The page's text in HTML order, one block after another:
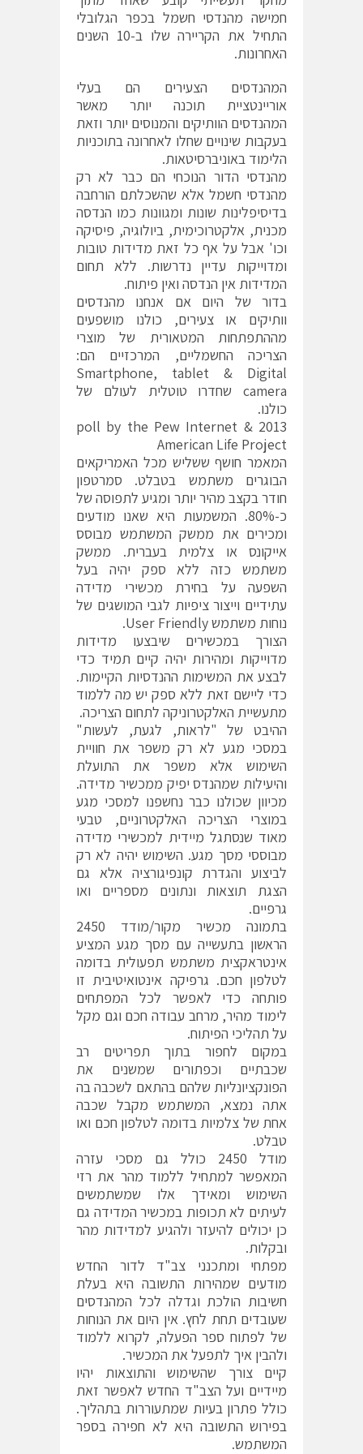
חמישה מהנדסי חשמל בכפר הגלובלי
התחיל את הקריירה שלו ב-10 השנים
האחרונות.
המהנדסים הצעירים הם בעלי
אוריינטציית תוכנה יותר מאשר
המהנדסים הוותיקים והמנוסים יותר וזאת
בעקבות שינויים שחלו לאחרונה בתוכניות
הלימוד באוניברסיטאות.
מהנדסי הדור הנוכחי הם כבר לא רק
מהנדסי חשמל אלא שהשכלתם הורחבה
בדיסיפלינות שונות ומגוונות כמו הנדסה
מכנית, אלקטרוכימית, ביולוגיה, פיסיקה
וכו' אבל על אף כל זאת מדידות טובות
ומדוייקות עדיין נדרשות. ללא תחום
המדידות אין הנדסה ואין פיתוח.
בדור של היום אם אנחנו מהנדסים
וותיקים או צעירים, כולנו מושפעים
מההתפתחות המטאורית של מוצרי
הצריכה החשמליים, המרכזיים הם:
Smartphone, tablet & Digital
camera שחדרו טוטלית לעולם של
כולנו.
2013 poll by the Pew Internet &
American Life Project
המאמר חושף ששליש מכל האמריקאים
הבוגרים משתמש בטבלט. סמרטפון
חודר בקצב מהיר יותר ומגיע לתפוסה של
כ-80%. המשמעות היא שאנו מודעים
ומכירים את ממשק המשתמש מבוסס
אייקונס או צלמית בעברית. ממשק
משתמש כזה ללא ספק יהיה בעל
השפעה על בחירת מכשירי מדידה
עתידיים וייצור ציפיות לגבי המושגים של
נוחות משתמש User Friendly.
הצורך במכשירים שיבצעו מדידות
מדוייקות ומהירות יהיה קיים תמיד כדי
לבצע את המשימות ההנדסיות הקיימות.
כדי ליישם זאת ללא ספק יש מה ללמוד
מתעשיית האלקטרוניקה לתחום הצריכה.
ההיבט של "לראות, לגעת, לעשות"
במסכי מגע לא רק משפר את חוויית
השימוש אלא משפר את התועלת
והיעילות שמהנדס יפיק ממכשיר מדידה.
מכיוון שכולנו כבר נחשפנו למסכי מגע
במוצרי הצריכה האלקטרוניים, טבעי
מאוד שנסתגל מיידית למכשירי מדידה
מבוססי מסך מגע. השימוש יהיה לא רק
לביצוע והגדרת קונפיגורציה אלא גם
הצגת תוצאות ונתונים מספריים ואו
גרפיים.
בתמונה מכשיר מקור/מודד 2450
הראשון בתעשייה עם מסך מגע המציע
אינטראקצית משתמש תפעולית בדומה
לטלפון חכם. גרפיקה אינטואיטיבית זו
פותחה כדי לאפשר לכל המפתחים
לימוד מהיר, מרחב עבודה חכם וגם מקל
על תהליכי הפיתוח.
במקום לחפור בתוך תפריטים רב
שכבתיים וכפתורים שמשנים את
הפונקציונליות שלהם בהתאם לשכבה בה
אתה נמצא, המשתמש מקבל שכבה
אחת של צלמיות בדומה לטלפון חכם ואו
טבלט.
מודל 2450 כולל גם מסכי עזרה
המאפשר למתחיל ללמוד מהר את רזי
השימוש ומאידך אלו שמשתמשים
לעיתים לא תכופות במכשיר המדידה גם
כן יכולים להיעזר ולהגיע למדידות מהר
ובקלות.
מפתחי ומתכנני צב"ד לדור החדש
מודעים שמהירות התשובה היא בעלת
חשיבות הולכת וגדלה לכל המהנדסים
שעובדים תחת לחץ. אין היום את הנוחות
של לפתוח ספר הפעלה, לקרוא ללמוד
ולהבין איך לתפעל את המכשיר.
קיים צורך שהשימוש והתוצאות יהיו
מיידיים ועל הצב"ד החדש לאפשר זאת
כולל פתרון בעיות שמתעוררות בתהליך.
בפירוש התשובה היא לא חפירה בספר
המשתמש.